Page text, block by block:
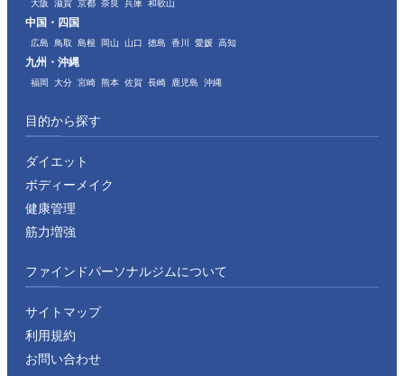
大阪 滋賀 京都 奈良 兵庫 和歌山
中国・四国
広島 鳥取 島根 岡山 山口 徳島 香川 愛媛 高知
九州・沖縄
福岡 大分 宮崎 熊本 佐賀 長崎 鹿児島 沖縄
目的から探す
ダイエット
ボディーメイク
健康管理
筋力増強
ファインドパーソナルジムについて
サイトマップ
利用規約
お問い合わせ